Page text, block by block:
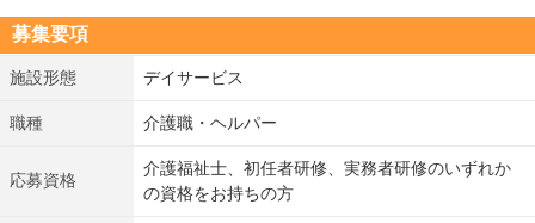
環境を整えている企業であり、高待遇で福利厚生も充実し
ているためオススメの求人です◆
募集要項
施設形態 デイサービス
職種 介護職・ヘルパー
応募資格
介護福祉士、初任者研修、実務者研修のいずれか
の資格をお持ちの方